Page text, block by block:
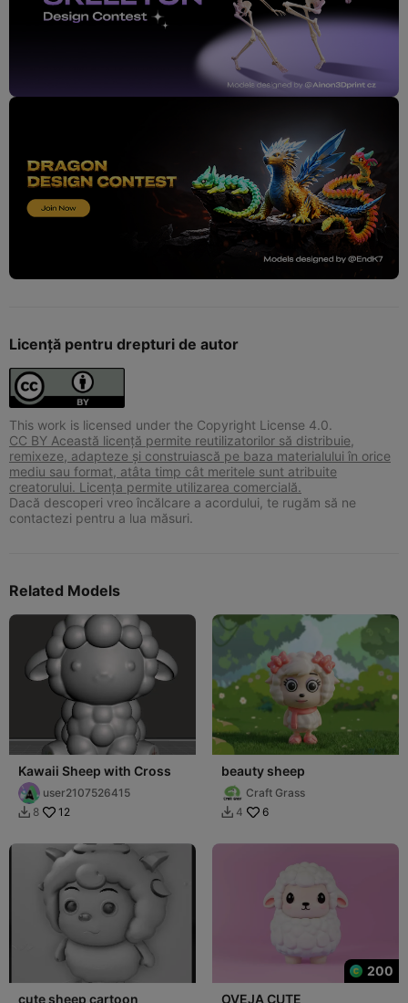
Licență pentru drepturi de autor
This work is licensed under the Copyright License 4.0.
CC BY Această licență permite reutilizatorilor să distribuie,
remixeze, adapteze și construiască pe baza materialului în orice
mediu sau format, atâta timp cât meritele sunt atribuite
creatorului. Licența permite utilizarea comercială.
Dacă descoperi vreo încălcare a acordului, te rugăm să ne
contactezi pentru a lua măsuri.
Related Models
Kawaii Sheep with Cross
user2107526415
 8 12
beauty sheep
Craft Grass
 4 6
cute sheep cartoon
200
OVEJA CUTE